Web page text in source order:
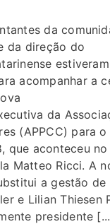
da
da direção do
estiveram
acompanhar a
da
(APPCC) para
que aconteceu
Matteo Ricci. A
a gestão de
e Lilian Thiesen
presidente